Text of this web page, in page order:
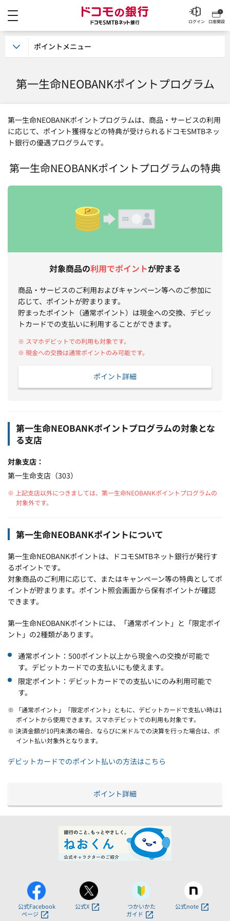
ドコモの銀行 ドコモ
口座開設
ログイン
第一生命NEOBANKポイントプログラム
第一生命NEOBANKポイントプログラムは、商品・サービスの利用
に応じて、ポイント獲得などの特典が受けられるドコモSMTBネッ
ト銀行の優遇プログラムです。
第一生命NEOBANKポイントプログラムの特典
対象商品の利用でポイントが貯まる
商品・サービスのご利用およびキャンペーン等へのご参加に
応じて、ポイントが貯まります。
貯まったポイント（通常ポイント）は現金への交換、デビッ
トカードでの支払いに利用することができます。
※ スマホデビットでの利用も対象です。
※ 現金への交換は通常ポイントのみ可能です。
ポイント詳細
第一生命NEOBANKポイントプログラムの対象とな
る支店
対象支店
第一生命支店（303）
※ 上記支店以外につきましては、第一生命NEOBANKポイントプログラムの
対象外です。
第一生命NEOBANKポイントについて
第一生命NEOBANKポイントは、ドコモSMTBネット銀行が発行す
るポイントです。
対象商品のご利用に応じて、またはキャンペーン等の特典としてポ
イントが貯まります。ポイント照会画面から保有ポイントが確認
できます。
第一生命NEOBANKポイントには、「通常ポイント」と「限定ポイ
ント」の2種類があります。
通常ポイント：500ポイント以上から現金への交換が可能で
す。デビットカードでの支払いにも使えます。
限定ポイント：デビットカードでの支払いにのみ利用可能で
す。
※ 「通常ポイント」「限定ポイント」ともに、デビットカードで支払い時は1
ポイントから使用できます。スマホデビットでの利用も対象です。
※ 決済金額が10円未満の場合、ならびに米ドルでの決算を行った場合は、ポ
イント払い対象外となります。
デビットカードでのポイント払いの方法はこちら
ポイント詳細
ポイントメニュー
公式Facebook
ページ
公式X
つかいかた
ガイド
公式note